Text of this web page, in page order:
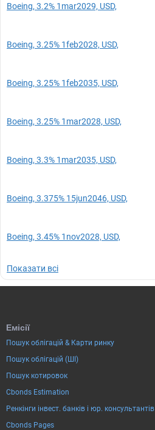
Boeing, 3.2% 1mar2029, USD,
Boeing, 3.25% 1feb2028, USD,
Boeing, 3.25% 1feb2035, USD,
Boeing, 3.25% 1mar2028, USD,
Boeing, 3.3% 1mar2035, USD,
Boeing, 3.375% 15jun2046, USD,
Boeing, 3.45% 1nov2028, USD,
Показати всі
Емісії
Пошук облігацій & Карти ринку
Пошук облігацій (ШІ)
Пошук котировок
Cbonds Estimation
Ренкінги інвест. банків і юр. консультантів
Cbonds Pages